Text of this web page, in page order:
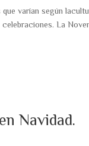
varían según
La
Navidad.